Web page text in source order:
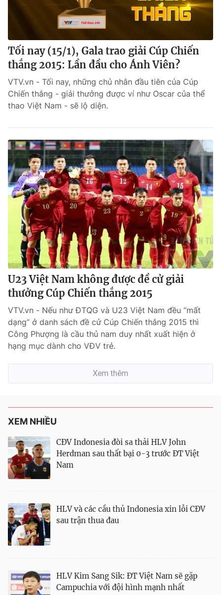
Tối nay (15/1), Gala trao giải Cúp Chiến
thắng 2015: Lần đầu cho Ánh Viên?
VTV.vn - Tối nay, những chủ nhân đầu tiên của Cúp
Chiến thắng - giải thưởng được ví như Oscar của thể
thao Việt Nam - sẽ lộ diện.
U23 Việt Nam không được đề cử giải
thưởng Cúp Chiến thắng 2015
VTV.vn - Nếu như ĐTQG và U23 Việt Nam đều “mất
dạng” ở danh sách đề cử Cúp Chiến thắng 2015 thì
Công Phượng là cầu thủ nam duy nhất xuất hiện ở
hạng mục dành cho VĐV trẻ.
Xem thêm
XEM NHIỀU
CĐV Indonesia đòi sa thải HLV John
Herdman sau thất bại 0-3 trước ĐT Việt
Nam
HLV và các cầu thủ Indonesia xin lỗi CĐV
sau trận thua đau
HLV Kim Sang Sik: ĐT Việt Nam sẽ gặp
Campuchia với đội hình mạnh nhất